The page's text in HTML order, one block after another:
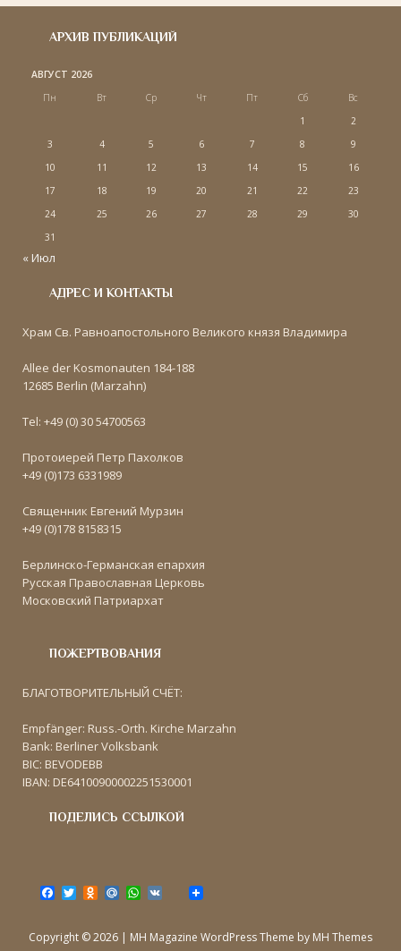
АРХИВ ПУБЛИКАЦИЙ
АВГУСТ 2026
Пн
Вт Ср Чт Пт Сб
Вс
1
2
3
4 5 6 7 8
9
10
11 12 13 14 15
16
17
18 19 20 21 22
23
24
25 26 27 28 29
30
31
« Июл
АДРЕС И КОНТАКТЫ
Храм Св. Равноапостольного Великого князя Владимира
Allee der Kosmonauten 184-188
12685 Berlin (Marzahn)
Tel: +49 (0) 30 54700563
Протоиерей Петр Пахолков
+49 (0)173 6331989
Священник Евгений Мурзин
+49 (0)178 8158315
Берлинско-Германская епархия
Русская Православная Церковь
Московский Патриархат
ПОЖЕРТВОВАНИЯ
БЛАГОТВОРИТЕЛЬНЫЙ СЧЁТ:
Empfänger: Russ.-Orth. Kirche Marzahn
Bank: Berliner Volksbank
BIC: BEVODEBB
IBAN: DE64100900002251530001
ПОДЕЛИСЬ ССЫЛКОЙ
a
e
T
w
t
O
d
o
M
a
W
h
t
Copyright © 2026 | MH Magazine WordPress Theme by MH Themes